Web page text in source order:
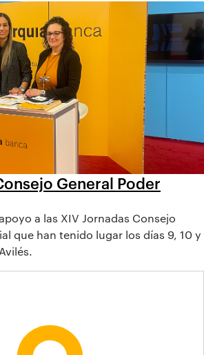
General Poder
a las XIV Jornadas Consejo
que han tenido lugar los días 9, 10 y